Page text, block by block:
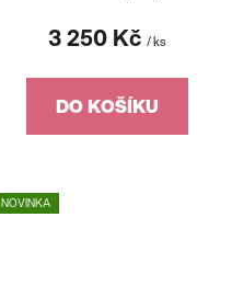
3 250 Kč / ks
DO KOŠÍKU
NOVINKA